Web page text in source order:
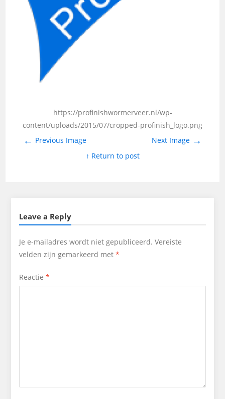
https://profinishwormerveer.nl/wp-
content/uploads/2015/07/cropped-profinish_logo.png
← Previous Image Next Image →
↑ Return to post
Leave a Reply
Je e-mailadres wordt niet gepubliceerd. Vereiste
velden zijn gemarkeerd met *
Reactie *